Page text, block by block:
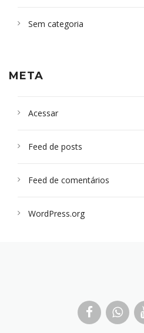
Sem categoria
META
Acessar
Feed de posts
Feed de comentários
WordPress.org